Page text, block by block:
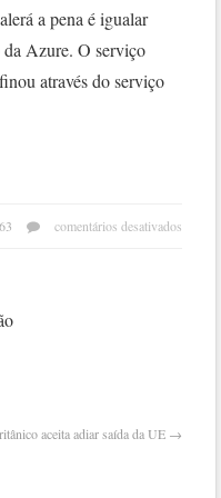
a pena é igualar
Azure. O serviço
através do serviço
comentários desativados
aceita adiar saída da UE →